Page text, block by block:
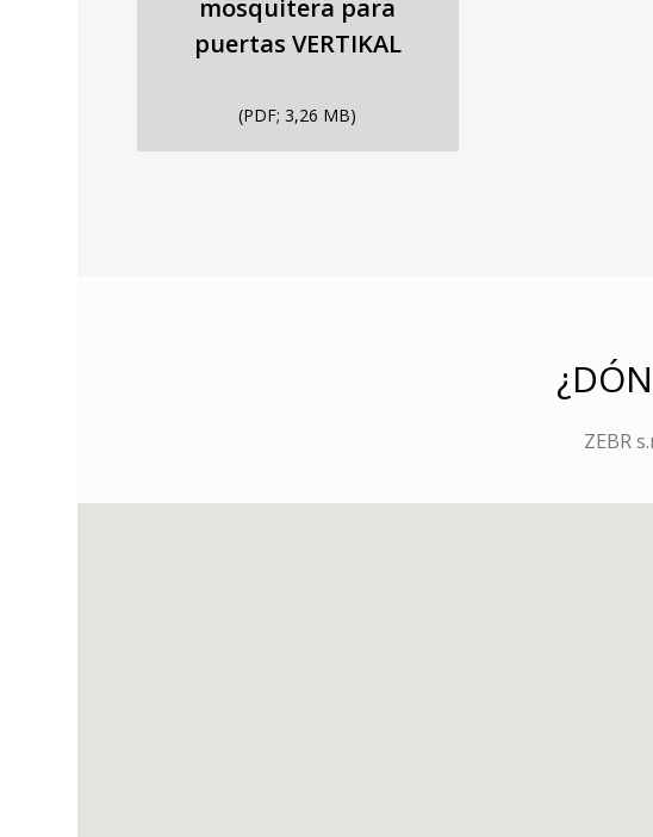
mosquitera para
puertas VERTIKAL
(PDF; 3,26 MB)
ZEBR